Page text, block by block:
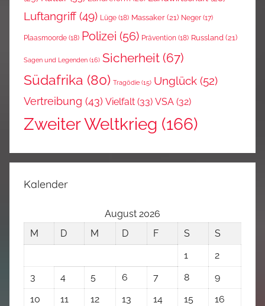
Luftangriff (49) Lüge (18) Massaker (21) Neger (17)
Plaasmoorde (18) Polizei (56) Prävention (18) Russland (21)
Sagen und Legenden (16) Sicherheit (67)
Südafrika (80) Tragödie (15) Unglück (52)
Vertreibung (43) Vielfalt (33) VSA (32)
Zweiter Weltkrieg (166)
Kalender
August 2026
M
D M D F S
S
1
2
3
4 5 6 7 8
9
10
11 12 13 14 15
16